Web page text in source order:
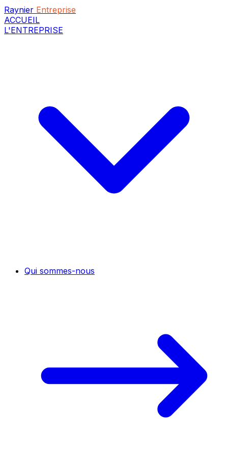
Raynier Entreprise
ACCUEIL
L'ENTREPRISE
Qui sommes-nous